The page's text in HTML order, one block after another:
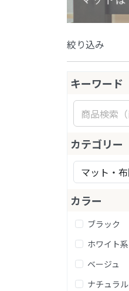
絞り込み
キーワード
カテゴリー
カラー
ブラック
ホワイト系
ベージュ
ナチュラル